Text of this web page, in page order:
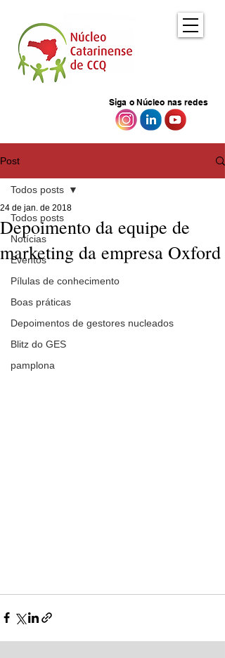
Siga o Núcleo nas redes
Post
Todos posts
Notícias
Eventos
Pílulas de conhecimento
Boas práticas
Depoimentos de gestores nucleados
Blitz do GES
pamplona
Todos posts
Depoimento da equipe de
marketing da empresa Oxford
24 de jan. de 2018